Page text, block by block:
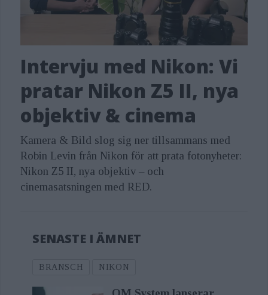
Intervju med Nikon: Vi
pratar Nikon Z5 II, nya
objektiv & cinema
Kamera & Bild slog sig ner tillsammans med
Robin Levin från Nikon för att prata fotonyheter:
Nikon Z5 II, nya objektiv – och
cinemasatsningen med RED.
SENASTE I ÄMNET
BRANSCH NIKON